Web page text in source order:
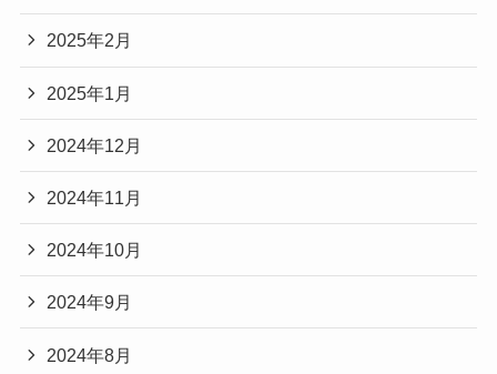
2025年2月
2025年1月
2024年12月
2024年11月
2024年10月
2024年9月
2024年8月